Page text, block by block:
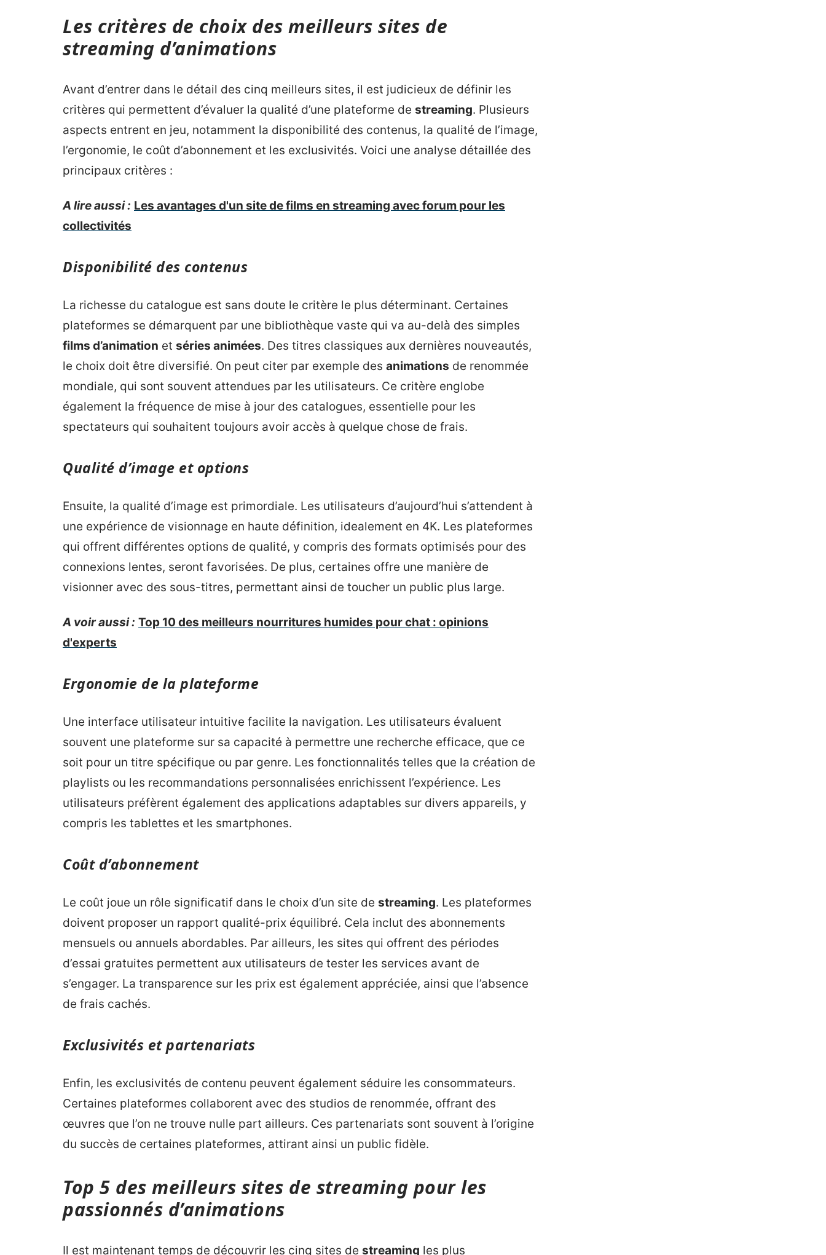
Les critères de choix des meilleurs sites de
streaming d’animations
Avant d’entrer dans le détail des cinq meilleurs sites, il est judicieux de définir les
critères qui permettent d’évaluer la qualité d’une plateforme de streaming. Plusieurs
aspects entrent en jeu, notamment la disponibilité des contenus, la qualité de l’image,
l’ergonomie, le coût d’abonnement et les exclusivités. Voici une analyse détaillée des
principaux critères :
A lire aussi : Les avantages d'un site de films en streaming avec forum pour les
collectivités
Disponibilité des contenus
La richesse du catalogue est sans doute le critère le plus déterminant. Certaines
plateformes se démarquent par une bibliothèque vaste qui va au-delà des simples
films d’animation et séries animées. Des titres classiques aux dernières nouveautés,
le choix doit être diversifié. On peut citer par exemple des animations de renommée
mondiale, qui sont souvent attendues par les utilisateurs. Ce critère englobe
également la fréquence de mise à jour des catalogues, essentielle pour les
spectateurs qui souhaitent toujours avoir accès à quelque chose de frais.
Qualité d’image et options
Ensuite, la qualité d’image est primordiale. Les utilisateurs d’aujourd’hui s’attendent à
une expérience de visionnage en haute définition, idealement en 4K. Les plateformes
qui offrent différentes options de qualité, y compris des formats optimisés pour des
connexions lentes, seront favorisées. De plus, certaines offre une manière de
visionner avec des sous-titres, permettant ainsi de toucher un public plus large.
A voir aussi : Top 10 des meilleurs nourritures humides pour chat : opinions
d'experts
Ergonomie de la plateforme
Une interface utilisateur intuitive facilite la navigation. Les utilisateurs évaluent
souvent une plateforme sur sa capacité à permettre une recherche efficace, que ce
soit pour un titre spécifique ou par genre. Les fonctionnalités telles que la création de
playlists ou les recommandations personnalisées enrichissent l’expérience. Les
utilisateurs préfèrent également des applications adaptables sur divers appareils, y
compris les tablettes et les smartphones.
Coût d’abonnement
Le coût joue un rôle significatif dans le choix d’un site de streaming. Les plateformes
doivent proposer un rapport qualité-prix équilibré. Cela inclut des abonnements
mensuels ou annuels abordables. Par ailleurs, les sites qui offrent des périodes
d’essai gratuites permettent aux utilisateurs de tester les services avant de
s’engager. La transparence sur les prix est également appréciée, ainsi que l’absence
de frais cachés.
Exclusivités et partenariats
Enfin, les exclusivités de contenu peuvent également séduire les consommateurs.
Certaines plateformes collaborent avec des studios de renommée, offrant des
œuvres que l’on ne trouve nulle part ailleurs. Ces partenariats sont souvent à l’origine
du succès de certaines plateformes, attirant ainsi un public fidèle.
Top 5 des meilleurs sites de streaming pour les
passionnés d’animations
Il est maintenant temps de découvrir les cinq sites de streaming les plus